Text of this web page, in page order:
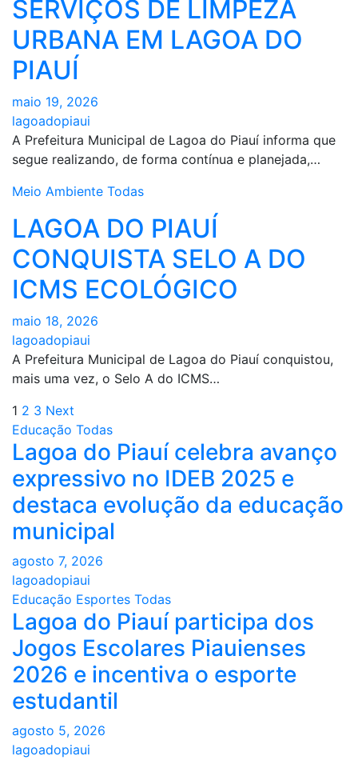
SERVIÇOS DE LIMPEZA
URBANA EM LAGOA DO
PIAUÍ
maio 19, 2026
lagoadopiaui
A Prefeitura Municipal de Lagoa do Piauí informa que
segue realizando, de forma contínua e planejada,…
Meio Ambiente Todas
LAGOA DO PIAUÍ
CONQUISTA SELO A DO
ICMS ECOLÓGICO
maio 18, 2026
lagoadopiaui
A Prefeitura Municipal de Lagoa do Piauí conquistou,
mais uma vez, o Selo A do ICMS…
Paginação
de
posts
1 2 3 Next
Educação Todas
Lagoa do Piauí celebra avanço
expressivo no IDEB 2025 e
destaca evolução da educação
municipal
agosto 7, 2026
lagoadopiaui
Educação Esportes Todas
Lagoa do Piauí participa dos
Jogos Escolares Piauienses
2026 e incentiva o esporte
estudantil
agosto 5, 2026
lagoadopiaui